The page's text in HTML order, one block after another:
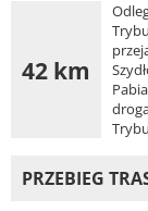
42 km
PRZEBIEG